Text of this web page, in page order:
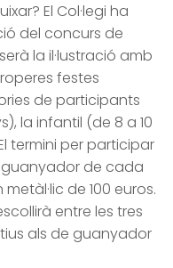
El Col·legi ha
del concurs de
la il·lustració amb
festes
de participants
la infantil (de 8 a 10
termini per participar
guanyador de cada
de 100 euros.
entre les tres
als de guanyador